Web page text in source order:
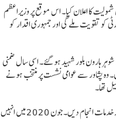
کا اعلان کیا۔ اس موقع پر وزیراعظم
کو تقویت ملے گی اور جمہوری اقدار کو
ایک خودکش حملے میں ان کے شوہر ہارون بلور شہید ہو گئے۔ اسی سال ضمنی
وہ پشاور سے عوامی نشست پر منتخب ہونے
انہوں نے 24 اکتوبر 2018 سے 18 جنوری 2023 تک ایک متحرک رکن اسمبلی کے طور پر خدمات انجام دیں۔ جون 2020 میں انہیں